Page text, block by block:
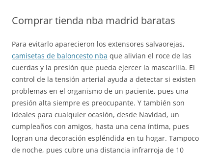
Comprar tienda nba madrid baratas
Para evitarlo aparecieron los extensores salvaorejas,
camisetas de baloncesto nba que alivian el roce de las
cuerdas y la presión que pueda ejercer la mascarilla. El
control de la tensión arterial ayuda a detectar si existen
problemas en el organismo de un paciente, pues una
presión alta siempre es preocupante. Y también son
ideales para cualquier ocasión, desde Navidad, un
cumpleaños con amigos, hasta una cena íntima, pues
logran una decoración espléndida en tu hogar. Tampoco
de noche, pues cubre una distancia infrarroja de 10